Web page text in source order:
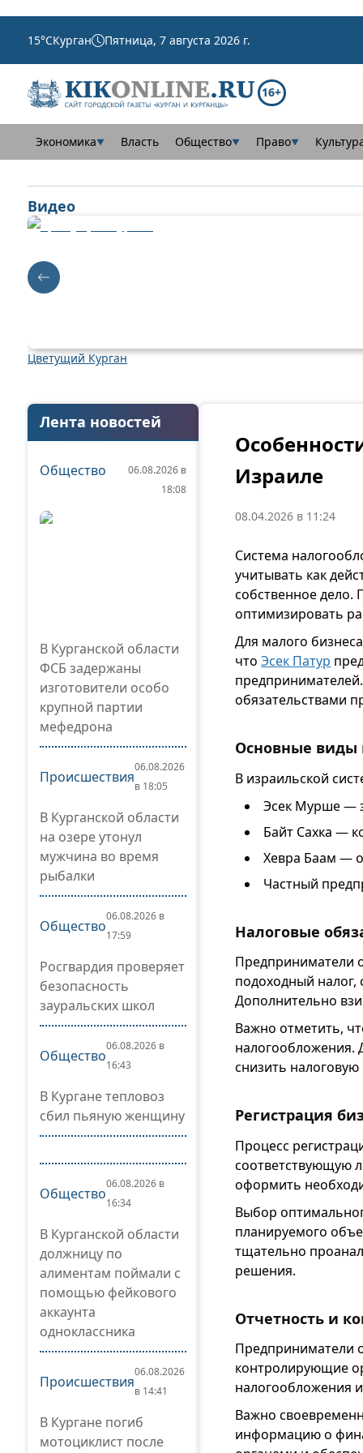
15°CКурган Пятница, 7 августа 2026 г.
16+
Экономика▼ Власть Общество▼ Право▼
Видео
Цветущий Курган
Лента новостей
Общество
06.08.2026 в
18:08
В Курганской области
ФСБ задержаны
изготовители особо
крупной партии
мефедрона
Происшествия
06.08.2026
в 18:05
В Курганской области
на озере утонул
мужчина во время
рыбалки
Общество
06.08.2026 в
17:59
Росгвардия проверяет
безопасность
зауральских школ
Общество
06.08.2026 в
16:43
В Кургане тепловоз
сбил пьяную женщину
Общество
06.08.2026 в
16:34
В Курганской области
должницу по
алиментам поймали с
помощью фейкового
аккаунта
одноклассника
Происшествия
06.08.2026
в 14:41
В Кургане погиб
мотоциклист после
Израиле
08.04.2026 в 11:24
Система
учитывать как
собственное дело.
оптимизировать
Для малого
чтоЭсек Патур
обязательствами
Основные виды
В израильской
Эсек Мурше —
Байт Сахка —
Хевра Баам —
Частный
Налоговые
Предприниматели
подоходный налог,
Дополнительно
Важно отметить,
налогообложения.
снизить
Регистрация
Процесс
соответствующую
оформить
Выбор
планируемого
тщательно
решения.
Отчетность и
Предприниматели
контролирующие
налогообложения
Важно
информацию о